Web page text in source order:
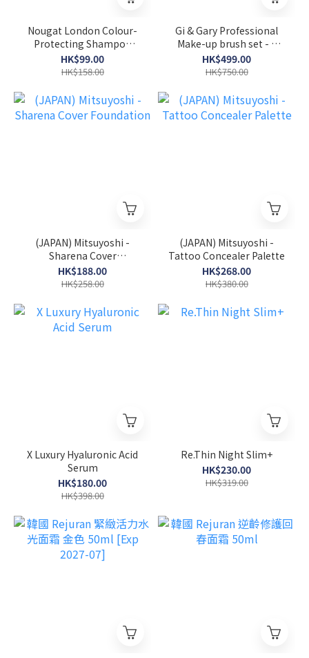
Nougat London Colour-
Protecting Shampoo
400ml.
HK$99.00
HK$158.00
Gi & Gary Professional
Make-up brush set - 7
pieces
HK$499.00
HK$750.00
(JAPAN) Mitsuyoshi -
Sharena Cover
Foundation
HK$188.00
HK$258.00
(JAPAN) Mitsuyoshi -
Tattoo Concealer Palette
HK$268.00
HK$380.00
X Luxury Hyaluronic Acid
Serum
HK$180.00
HK$398.00
Re.Thin Night Slim+
HK$230.00
HK$319.00